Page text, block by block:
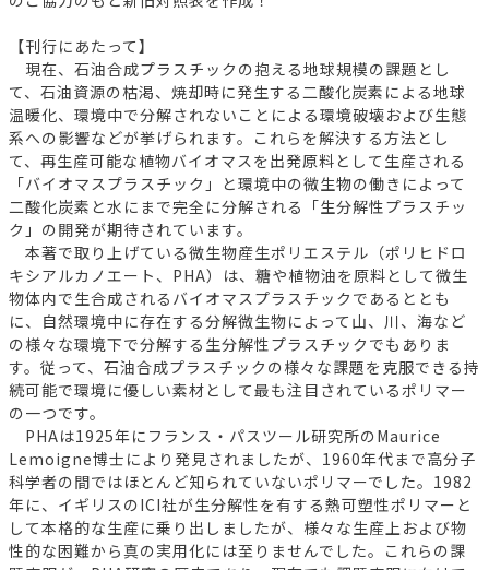
【刊行にあたって】
現在、石油合成プラスチックの抱える地球規模の課題とし
て、石油資源の枯渇、焼却時に発生する二酸化炭素による地球
温暖化、環境中で分解されないことによる環境破壊および生態
系への影響などが挙げられます。これらを解決する方法とし
て、再生産可能な植物バイオマスを出発原料として生産される
「バイオマスプラスチック」と環境中の微生物の働きによって
二酸化炭素と水にまで完全に分解される「生分解性プラスチッ
ク」の開発が期待されています。
本著で取り上げている微生物産生ポリエステル（ポリヒドロ
キシアルカノエート、PHA）は、糖や植物油を原料として微生
物体内で生合成されるバイオマスプラスチックであるととも
に、自然環境中に存在する分解微生物によって山、川、海など
の様々な環境下で分解する生分解性プラスチックでもありま
す。従って、石油合成プラスチックの様々な課題を克服できる持
続可能で環境に優しい素材として最も注目されているポリマー
の一つです。
PHAは1925年にフランス・パスツール研究所のMaurice
Lemoigne博士により発見されましたが、1960年代まで高分子
科学者の間ではほとんど知られていないポリマーでした。1982
年に、イギリスのICI社が生分解性を有する熱可塑性ポリマーと
して本格的な生産に乗り出しましたが、様々な生産上および物
性的な困難から真の実用化には至りませんでした。これらの課